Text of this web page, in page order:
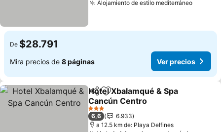
Alojamiento de estilo mediterráneoVer
De $28.791
Mira precios de 8 páginas Ver precios
CompartirAgregar a favoritos
Hotel Xbalamqué & Spa
Cancún Centro
Ver precios
3 Estrellas
6,6
6.933
a 12.5 km de: Playa Delfines